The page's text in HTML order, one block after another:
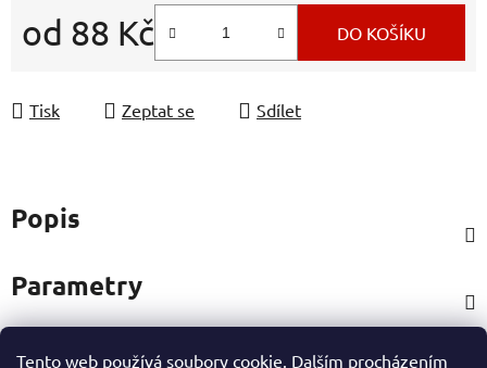
Tento web používá soubory cookie. Dalším procházením
od 88 Kč DO KOŠÍKU
Tisk Zeptat se Sdílet
Popis
Parametry